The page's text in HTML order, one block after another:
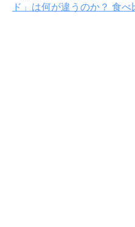
ド」は何が違うのか？ 食